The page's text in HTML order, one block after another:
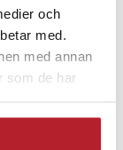
och
med.
med annan
som de har
och 52